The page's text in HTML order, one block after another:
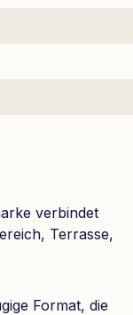
verbindet
Terrasse,
Format, die